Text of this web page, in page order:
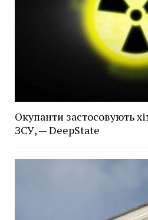
Окупанти застосовують
ЗСУ, — DeepState